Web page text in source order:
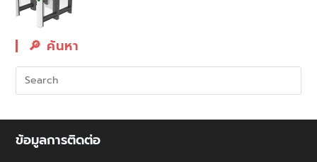
🔎︎ ค้นหา
ข้อมูลการติดต่อ